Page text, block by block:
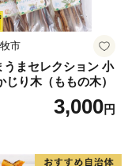
市
まセレクション 小
じり木（ももの木）
3,000円